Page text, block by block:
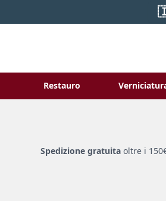
Restauro
Toggle
Spedizione gratuitaoltre i